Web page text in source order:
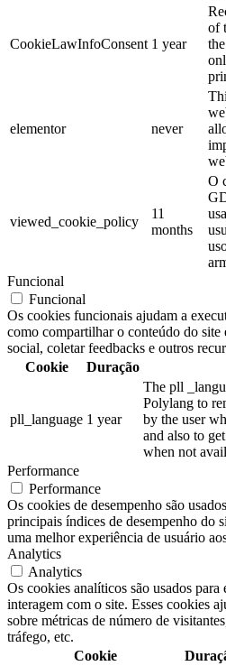
CookieLawInfoConsent 1 year
of
elementor never
viewed_cookie_policy
11
months
O
Funcional
Funcional
Os cookies funcionais ajudam a
como compartilhar o conteúdo do site
social, coletar feedbacks e outros
Cookie
Duração
pll_language 1 year
The pll
Polylang to
by the user
and also to
when not
Performance
Performance
Os cookies de desempenho são
principais índices de desempenho do
uma melhor experiência de usuário
Analytics
Analytics
Os cookies analíticos são usados
interagem com o site. Esses cookies
sobre métricas de número de
tráfego, etc.
Cookie